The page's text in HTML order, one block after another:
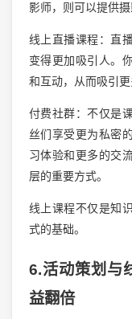
影师，则可以提供摄
线上直播课程：直
变得更加吸引人。
和互动，从而吸引更
付费社群：不仅是
丝们享受更为私密
习体验和更多的交
层的重要方式。
线上课程不仅是知
式的基础。
6.活动策划与
益翻倍